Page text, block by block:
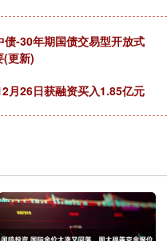
-30年期国债交易型开放式
(更新)
月26日获融资买入1.85亿元